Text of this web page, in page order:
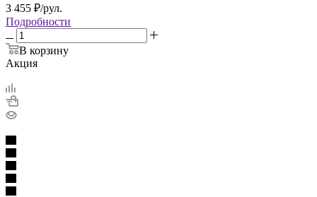
3 455 ₽/рул.
Подробности
В корзину
Акция